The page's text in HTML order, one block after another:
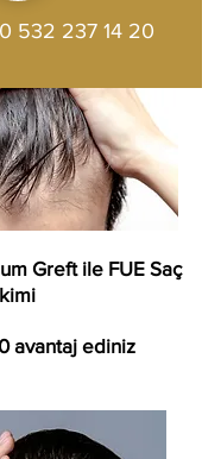
532 237 14 20
Greft ile FUE Saç
avantaj ediniz